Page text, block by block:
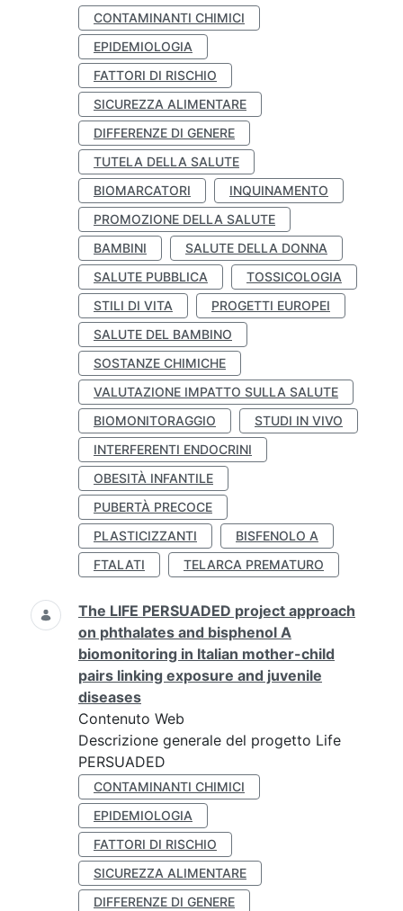
CONTAMINANTI CHIMICI
EPIDEMIOLOGIA
FATTORI DI RISCHIO
SICUREZZA ALIMENTARE
DIFFERENZE DI GENERE
TUTELA DELLA SALUTE
BIOMARCATORI
INQUINAMENTO
PROMOZIONE DELLA SALUTE
BAMBINI
SALUTE DELLA DONNA
SALUTE PUBBLICA
TOSSICOLOGIA
STILI DI VITA
PROGETTI EUROPEI
SALUTE DEL BAMBINO
SOSTANZE CHIMICHE
VALUTAZIONE IMPATTO SULLA SALUTE
BIOMONITORAGGIO
STUDI IN VIVO
INTERFERENTI ENDOCRINI
OBESITÀ INFANTILE
PUBERTÀ PRECOCE
PLASTICIZZANTI
BISFENOLO A
FTALATI
TELARCA PREMATURO
The LIFE PERSUADED project approach
on phthalates and bisphenol A
biomonitoring in Italian mother-child
pairs linking exposure and juvenile
diseases
Contenuto Web
Descrizione generale del progetto Life
PERSUADED
CONTAMINANTI CHIMICI
EPIDEMIOLOGIA
FATTORI DI RISCHIO
SICUREZZA ALIMENTARE
DIFFERENZE DI GENERE